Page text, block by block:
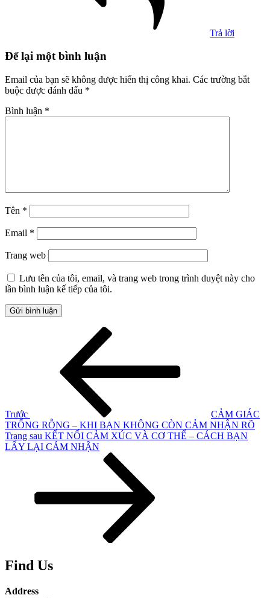
Trả lời
Để lại một bình luận
Email của bạn sẽ không được hiển thị công khai. Các trường bắt
buộc được đánh dấu *
Bình luận *
Tên *
Email *
Trang web
Lưu tên của tôi, email, và trang web trong trình duyệt này cho
lần bình luận kế tiếp của tôi.
Trước
CẢM GIÁC
TRỐNG RỖNG – KHI BẠN KHÔNG CÒN CẢM NHẬN RÕ
Bài
tiếp
Trang sau KẾT NỐI CẢM XÚC VÀ CƠ THỂ – CÁCH BẠN
LẤY LẠI CẢM NHẬN
Find Us
Address